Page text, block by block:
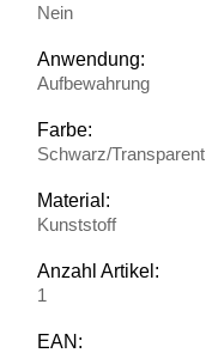
Nein
Anwendung:
Aufbewahrung
Farbe:
Schwarz/Transparent
Material:
Kunststoff
Anzahl Artikel:
1
EAN: